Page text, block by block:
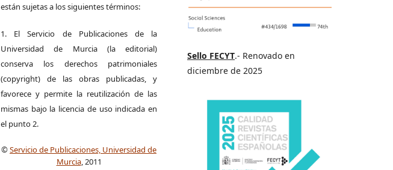
están sujetas a los siguientes términos:
1. El Servicio de Publicaciones de la
Universidad de Murcia (la editorial)
conserva los derechos patrimoniales
(copyright) de las obras publicadas, y
favorece y permite la reutilización de las
mismas bajo la licencia de uso indicada en
el punto 2.
©Servicio de Publicaciones, Universidad de
Murcia, 2011
Sello FECYT.- Renovado en
diciembre de 2025